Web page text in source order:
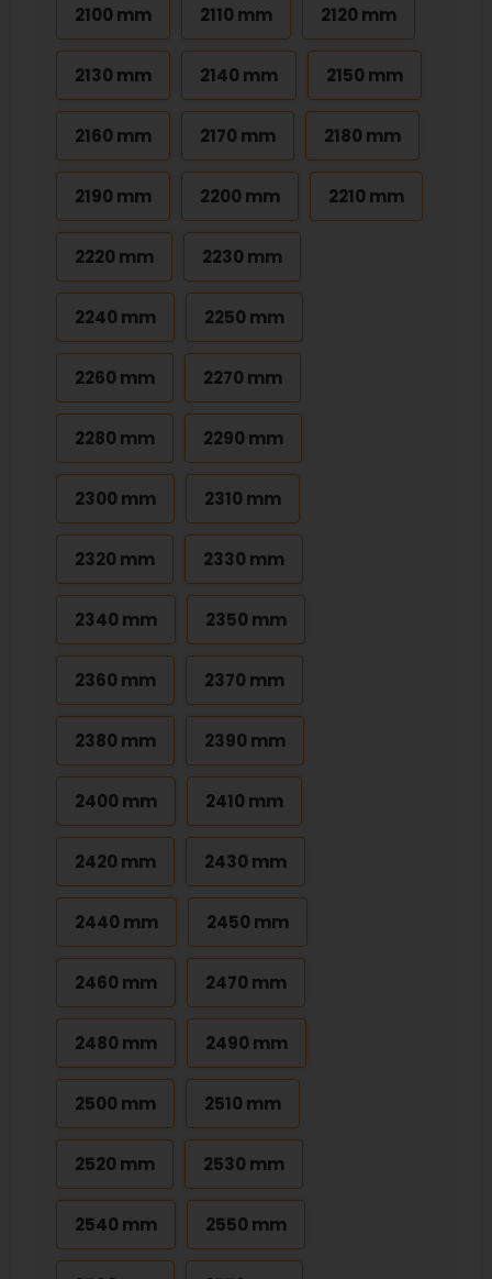
2100 mm 2110 mm 2120 mm
2130 mm 2140 mm 2150 mm
2160 mm 2170 mm 2180 mm
2190 mm 2200 mm 2210 mm
2220 mm 2230 mm
2240 mm 2250 mm
2260 mm 2270 mm
2280 mm 2290 mm
2300 mm 2310 mm
2320 mm 2330 mm
2340 mm 2350 mm
2360 mm 2370 mm
2380 mm 2390 mm
2400 mm 2410 mm
2420 mm 2430 mm
2440 mm 2450 mm
2460 mm 2470 mm
2480 mm 2490 mm
2500 mm 2510 mm
2520 mm 2530 mm
2540 mm 2550 mm